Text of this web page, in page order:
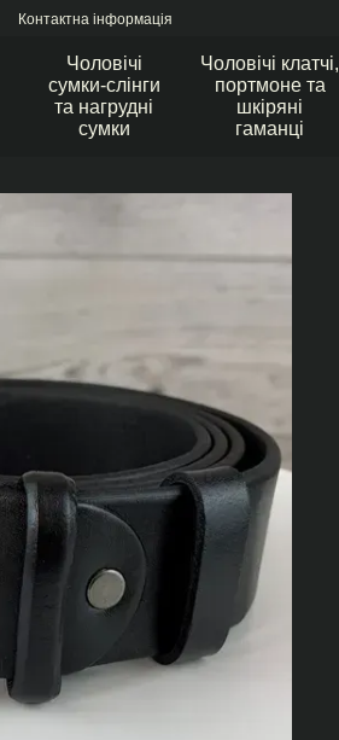
Контактна інформація
Чоловічі
сумки-слінги
та нагрудні
сумки
Чоловічі клатчі,
портмоне та
шкіряні
гаманці